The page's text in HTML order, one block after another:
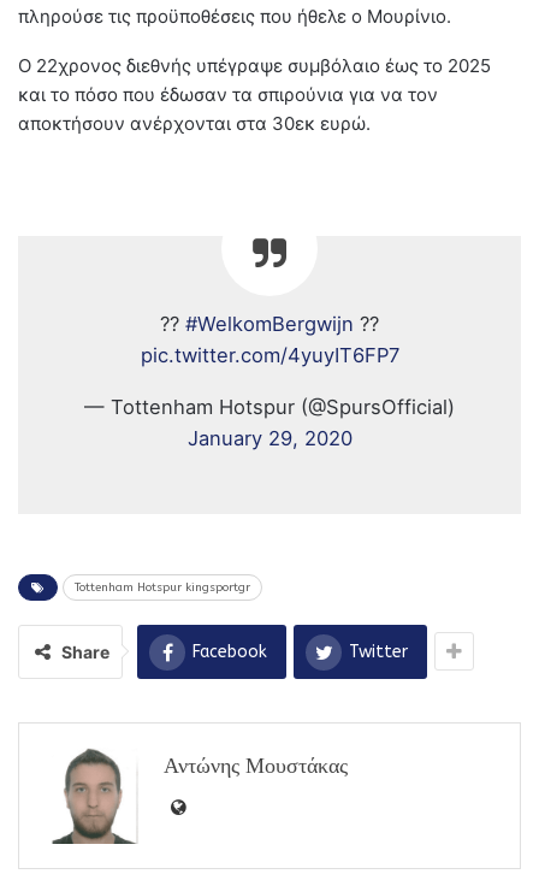
πληρούσε τις προϋποθέσεις που ήθελε ο Μουρίνιο.
Ο 22χρονος διεθνής υπέγραψε συμβόλαιο έως το 2025
και το πόσο που έδωσαν τα σπιρούνια για να τον
αποκτήσουν ανέρχονται στα 30εκ ευρώ.
?? #WelkomBergwijn ??
pic.twitter.com/4yuyIT6FP7
— Tottenham Hotspur (@SpursOfficial)
January 29, 2020
Tottenham Hotspur kingsportgr
Share Facebook Twitter
Αντώνης Μουστάκας